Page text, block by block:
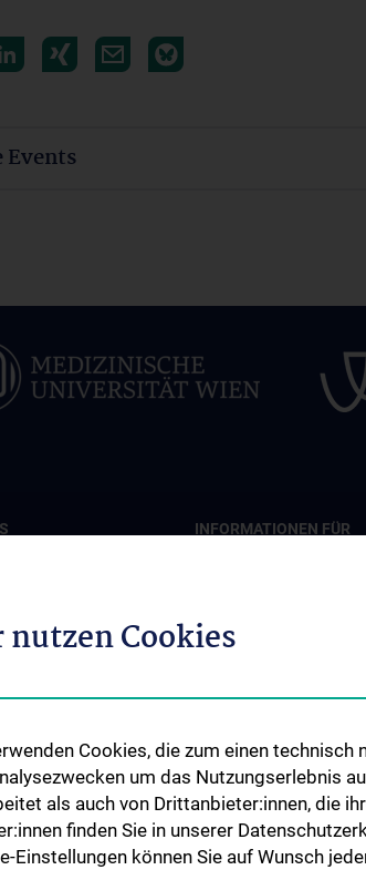
Events
INFORMATIONEN FÜR
OP-Planungsekretariat 7B
Unsere Stationen
Roboterchirurgie
Tumorboards
Notfälle
Cookies
Cookies, die zum einen
um das Nutzungserlebnis
als auch von Drittanbieter:innen, die
finden Sie in unserer
Einstellungen können Sie auf Wunsch